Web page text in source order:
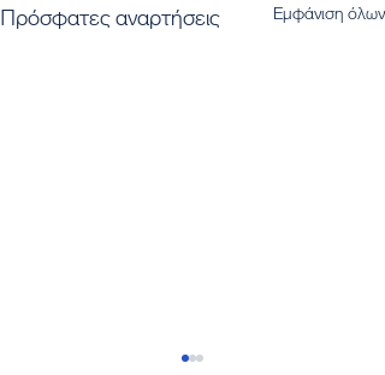
Πρόσφατες αναρτήσεις Εμφάνιση όλων